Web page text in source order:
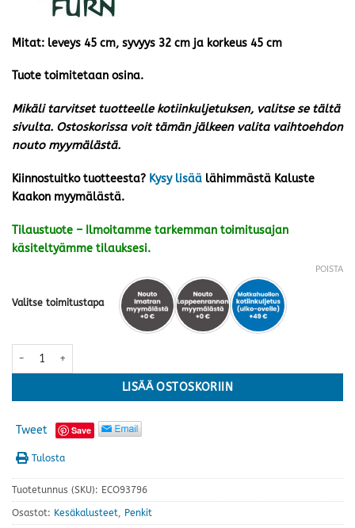
Mitat: leveys 45 cm, syvyys 32 cm ja korkeus 45 cm
Tuote toimitetaan osina.
Mikäli tarvitset tuotteelle kotiinkuljetuksen, valitse se tältä
sivulta. Ostoskorissa voit tämän jälkeen valita vaihtoehdon
nouto myymälästä.
Kiinnostuitko tuotteesta? Kysy lisää lähimmästä Kaluste
Kaakon myymälästä.
Tilaustuote – Ilmoitamme tarkemman toimitusajan
käsiteltyämme tilauksesi.
Valitse toimitustapa
POISTA
EcoFurn D-penkki 45, mänty valkoinen öljytty määrä
LISÄÄ OSTOSKORIIN
Tweet Save
Tulosta
Tuotetunnus (SKU): ECO93796
Osastot: Kesäkalusteet, Penkit